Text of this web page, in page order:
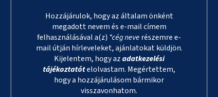
Hozzájárulok, hogy az általam önként
megadott nevem és e-mail címem
felhasználásával a(z) *cég neverészemre e-
mail útján hírleveleket, ajánlatokat küldjön.
Kijelentem, hogy azadatkezelési
tájékoztatótelolvastam. Megértettem,
hogy a hozzájárulásom bármikor
visszavonhatom.